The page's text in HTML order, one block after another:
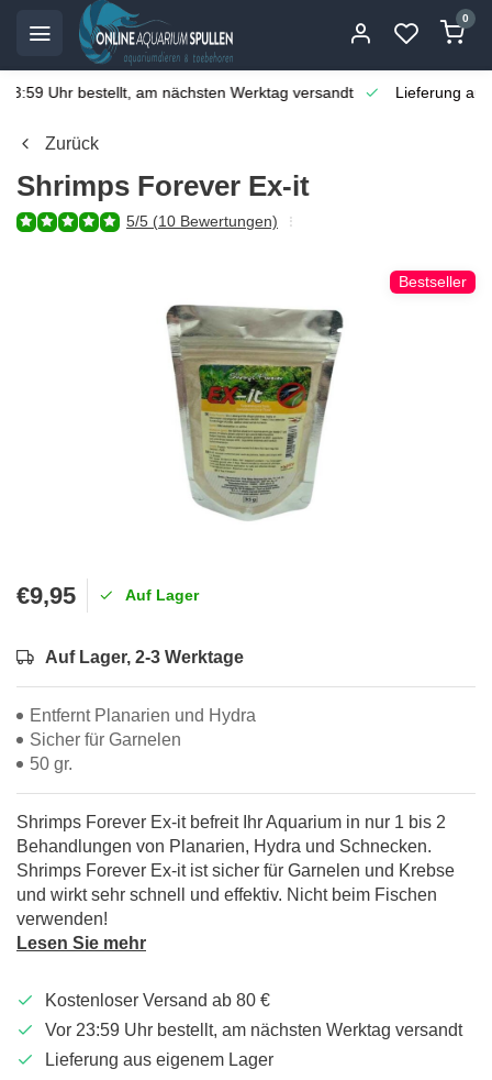
0
Uhr bestellt, am nächsten Werktag versandt Lieferung
Zurück
Shrimps Forever Ex-it
5/5 (10 Bewertungen)
Bestseller
€9,95 Auf Lager
Auf Lager, 2-3 Werktage
Entfernt Planarien und Hydra
Sicher für Garnelen
50 gr.
Shrimps Forever Ex-it befreit Ihr Aquarium in nur 1 bis 2
Behandlungen von Planarien, Hydra und Schnecken.
Shrimps Forever Ex-it ist sicher für Garnelen und Krebse
und wirkt sehr schnell und effektiv. Nicht beim Fischen
verwenden!
Lesen Sie mehr
Kostenloser Versand ab 80 €
Vor 23:59 Uhr bestellt, am nächsten Werktag versandt
Lieferung aus eigenem Lager